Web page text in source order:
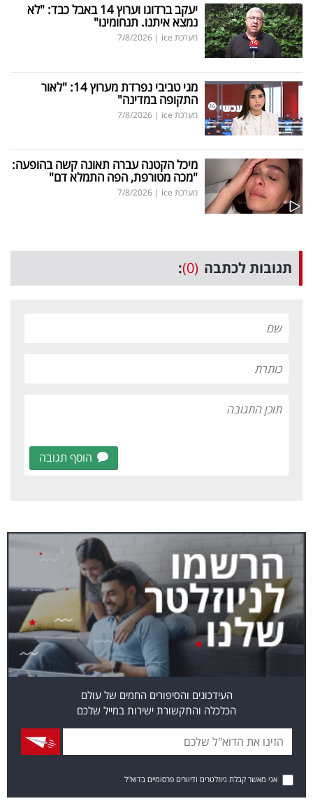
יעקב ברדוגו וערוץ 14 באבל כבד: "לא
נמצא איתנו. תנחומינו"
מערכת ice |
7/8/2026
מגי טביבי נפרדת מערוץ 14: "לאור
התקופה במדינה"
מערכת ice |
7/8/2026
מיכל הקטנה עברה תאונה קשה בהופעה:
"מכה מטורפת, הפה התמלא דם"
מערכת ice |
7/8/2026
תגובות לכתבה (0)
:
הוסף תגובה
העידכונים והסיפורים החמים של עולם
הכלכלה והתקשורת ישירות במייל שלכם
אני מאשר קבלת ניוזלטרים ודיוורים פרסומיים בדוא"ל